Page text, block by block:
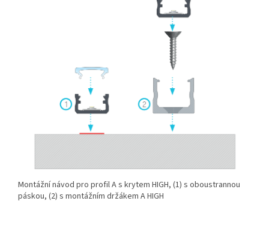
Montážní návod pro profil A s krytem HIGH, (1) s oboustrannou
páskou, (2) s montážním držákem A HIGH